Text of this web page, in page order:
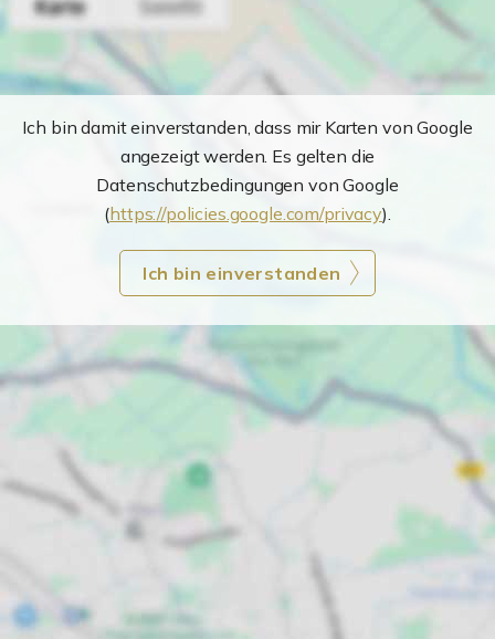
Ich bin damit einverstanden, dass mir Karten von Google
angezeigt werden. Es gelten die
Datenschutzbedingungen von Google
(https://policies.google.com/privacy).
Ich bin einverstanden